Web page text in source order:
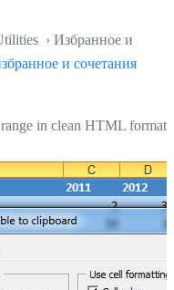
› Избранное и
и сочетания
in clean HTML format